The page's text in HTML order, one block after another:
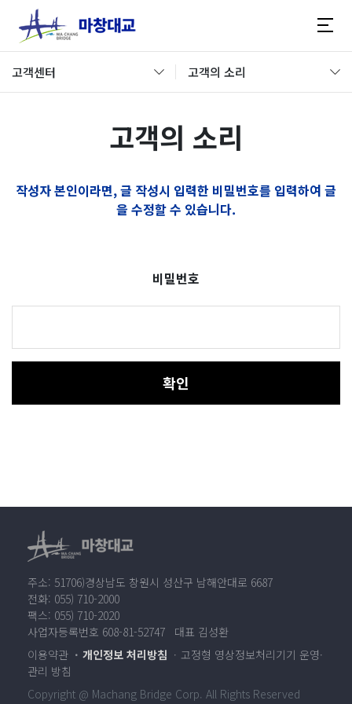
고객센터 고객의 소리
고객의 소리
작성자 본인이라면, 글 작성시 입력한 비밀번호를 입력하여 글
을 수정할 수 있습니다.
비밀번호
확인
주소: 51706)경상남도 창원시 성산구 남해안대로 6687
전화: 055) 710-2000
팩스: 055) 710-2020
사업자등록번호 608-81-52747 대표 김성환
이용약관
개인정보 처리방침
고정형 영상정보처리기기 운영·
관리 방침
Copyright @ Machang Bridge Corp. All Rights Reserved